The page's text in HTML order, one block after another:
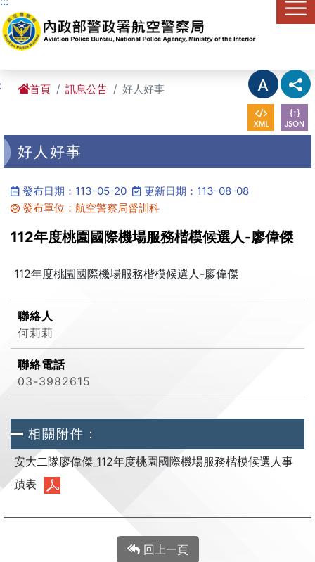
進入內容區塊
首頁 訊息公告 好人好事
好人好事
發布日期：113-05-20
更新日期：113-08-08
發布單位：航空警察局督訓科
112年度桃園國際機場服務楷模候選人-廖偉傑
112年度桃園國際機場服務楷模候選人-廖偉傑
聯絡人
何莉莉
聯絡電話
03-3982615
相關附件：
安大二隊廖偉傑_112年度桃園國際機場服務楷模候選人事
蹟表
回上一頁